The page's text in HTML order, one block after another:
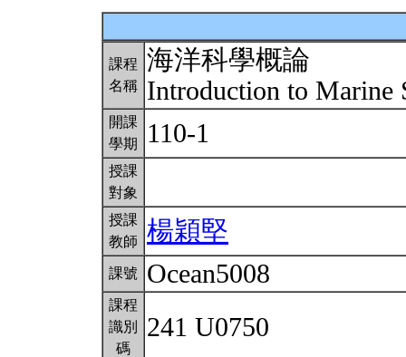
課程
名稱
海洋科學概論
Introduction to Marine
開課
學期
110-1
授課
對象
授課
教師
楊穎堅
課號 Ocean5008
課程
識別
碼
241 U0750